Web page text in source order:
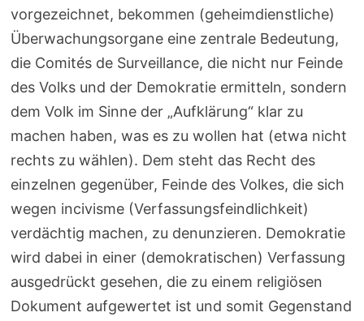
vorgezeichnet, bekommen (geheimdienstliche)
Überwachungsorgane eine zentrale Bedeutung,
die Comités de Surveillance, die nicht nur Feinde
des Volks und der Demokratie ermitteln, sondern
dem Volk im Sinne der „Aufklärung“ klar zu
machen haben, was es zu wollen hat (etwa nicht
rechts zu wählen). Dem steht das Recht des
einzelnen gegenüber, Feinde des Volkes, die sich
wegen incivisme (Verfassungsfeindlichkeit)
verdächtig machen, zu denunzieren. Demokratie
wird dabei in einer (demokratischen) Verfassung
ausgedrückt gesehen, die zu einem religiösen
Dokument aufgewertet ist und somit Gegenstand